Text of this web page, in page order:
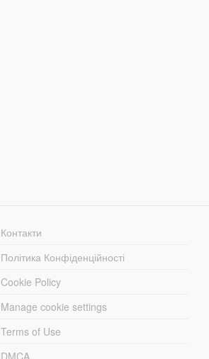
Контакти
Політика Конфіденційності
Cookie Policy
Manage cookie settings
Terms of Use
DMCA